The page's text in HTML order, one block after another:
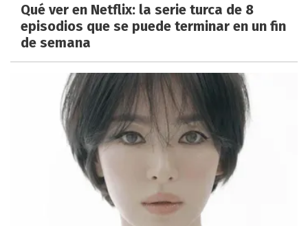
Qué ver en Netflix: la serie turca de 8
episodios que se puede terminar en un fin
de semana